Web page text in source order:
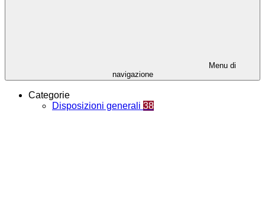
Menu di
navigazione
Categorie
Disposizioni generali 38